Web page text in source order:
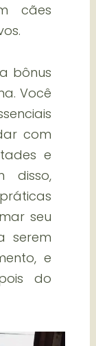
cães
bônus
Você
com
e
disso,
seu
serem
e
do